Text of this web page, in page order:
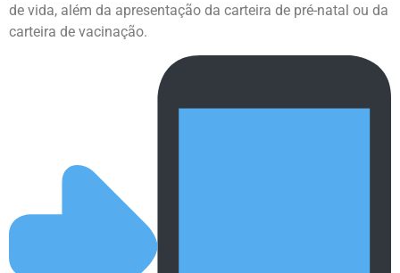
de vida, além da apresentação da carteira de pré-natal ou da
carteira de vacinação.